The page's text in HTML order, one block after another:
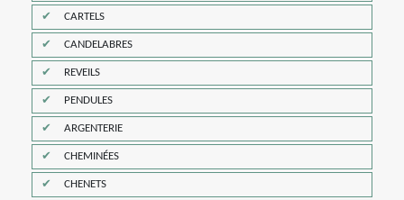
CARTELS
CANDELABRES
REVEILS
PENDULES
ARGENTERIE
CHEMINÉES
CHENETS